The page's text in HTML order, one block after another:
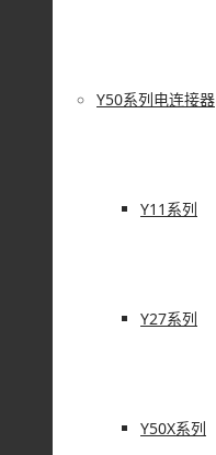
Y50系列电连接器
Y11系列
Y27系列
Y50X系列